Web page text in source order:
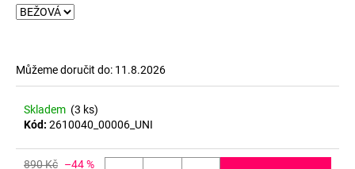
Můžeme doručit do: 11.8.2026
Skladem (3 ks)
Kód: 2610040_00006_UNI
890 Kč –44 %